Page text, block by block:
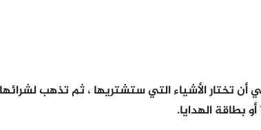
تختار الأشياء التي ستشتريها ، ثم تذهب